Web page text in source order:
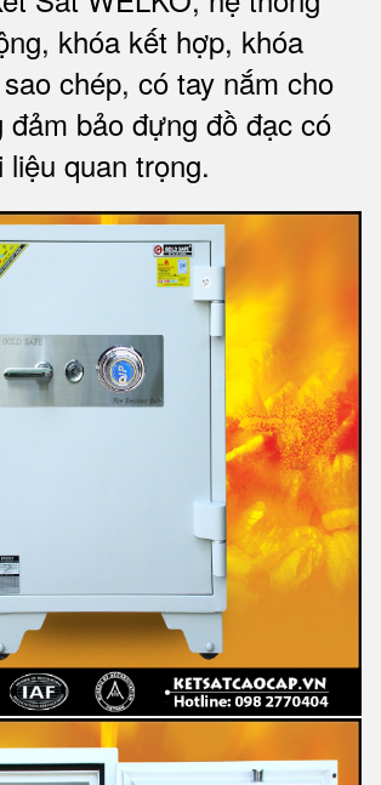
khóa kết hợp, khóa
chép, có tay nắm cho
đảm bảo đựng đồ đạc có
quan trọng.